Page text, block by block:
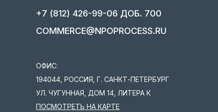
+7 (812) 426-99-06 ДОБ. 700
COMMERCE@NPOPROCESS.RU
ОФИС:
194044, РОССИЯ, Г. САНКТ-ПЕТЕРБУРГ
УЛ. ЧУГУННАЯ, ДОМ 14, ЛИТЕРА К
ПОСМОТРЕТЬ НА КАРТЕ